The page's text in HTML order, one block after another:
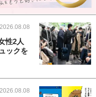
2026.08.08
性2人
ックを
2026.08.08